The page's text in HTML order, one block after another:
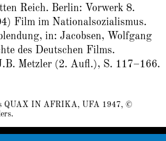
Reich. Berlin: Vorwerk 8.
Film im Nationalsozialismus.
in: Jacobsen, Wolfgang
des Deutschen Films.
Metzler (2. Aufl.), S. 117–166.
QUAX IN AFRIKA, UFA 1947, ©